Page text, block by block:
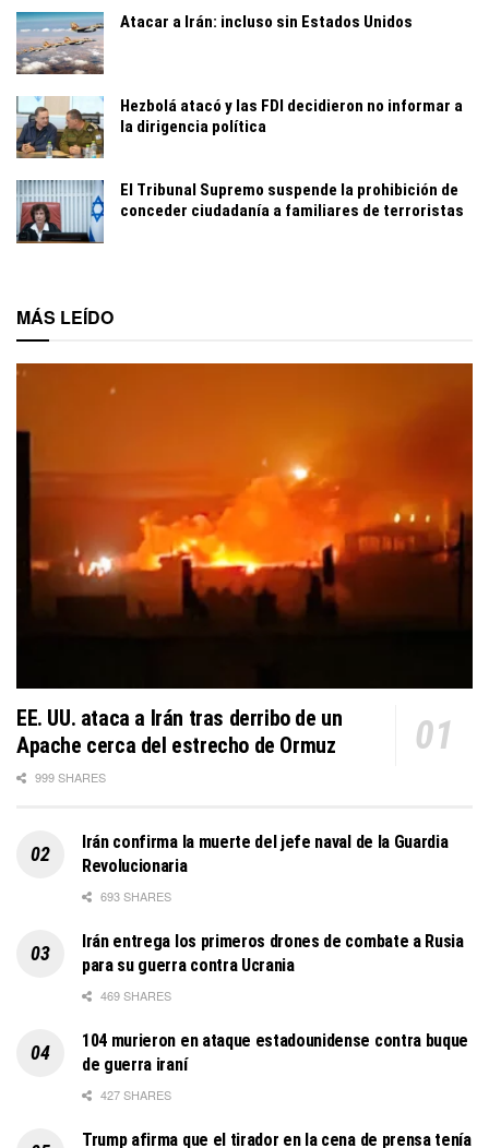
Atacar a Irán: incluso sin Estados Unidos
Hezbolá atacó y las FDI decidieron no informar a
la dirigencia política
El Tribunal Supremo suspende la prohibición de
conceder ciudadanía a familiares de terroristas
MÁS LEÍDO
EE. UU. ataca a Irán tras derribo de un
Apache cerca del estrecho de Ormuz
999 SHARES
Irán confirma la muerte del jefe naval de la Guardia
Revolucionaria
693 SHARES
Irán entrega los primeros drones de combate a Rusia
para su guerra contra Ucrania
469 SHARES
104 murieron en ataque estadounidense contra buque
de guerra iraní
427 SHARES
Trump afirma que el tirador en la cena de prensa tenía